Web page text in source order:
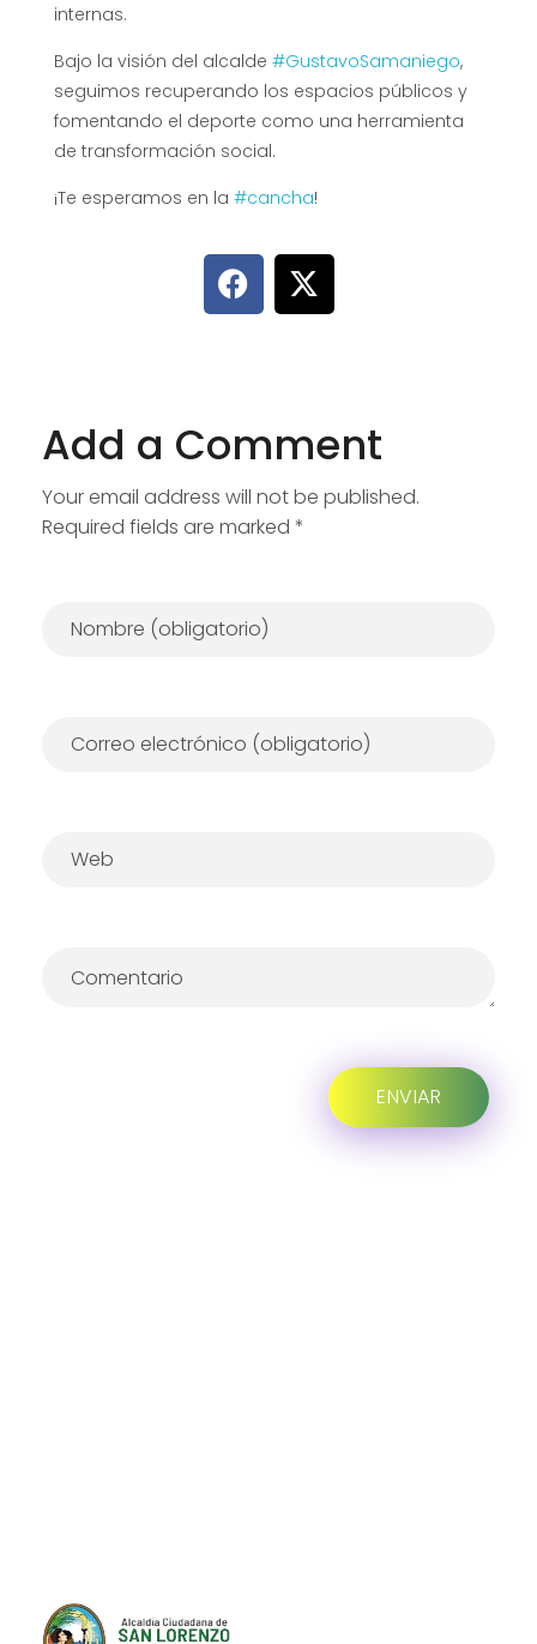
internas.
Bajo la visión del alcalde #GustavoSamaniego,
seguimos recuperando los espacios públicos y
fomentando el deporte como una herramienta
de transformación social.
¡Te esperamos en la #cancha!
Add a Comment
Your email address will not be published.
Required fields are marked *